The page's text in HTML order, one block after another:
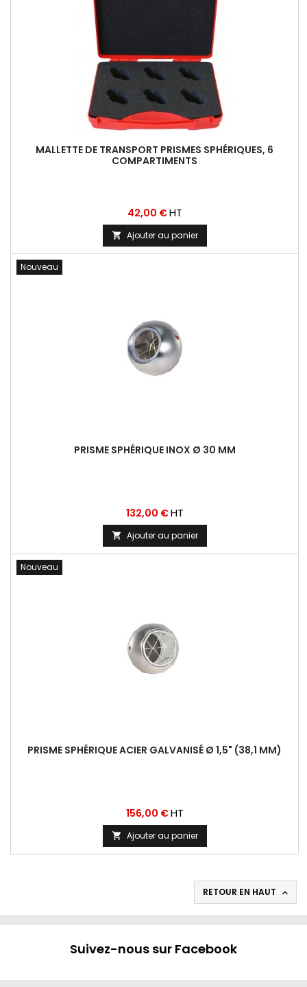
MALLETTE DE TRANSPORT PRISMES SPHÉRIQUES, 6
COMPARTIMENTS
Prix
42,00 €HT
 Ajouter au panier
Nouveau
PRISME SPHÉRIQUE INOX Ø 30 MM
Prix
132,00 €HT
 Ajouter au panier
Nouveau
PRISME SPHÉRIQUE ACIER GALVANISÉ Ø 1,5" (38,1 MM)
Prix
156,00 €HT
 Ajouter au panier
RETOUR EN HAUT 
Suivez-nous sur Facebook